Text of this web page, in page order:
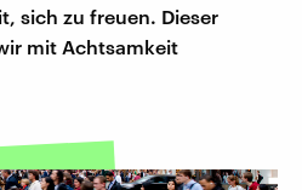
sich zu freuen. Dieser
mit Achtsamkeit